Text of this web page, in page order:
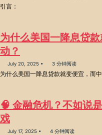
引言：
为什么美国一降息贷
动？
July 20, 2025 3 分钟阅读
为什么美国一降息贷款就变便宜，而
🧠 金融危机？不如说
戏
July 17, 2025 4 分钟阅读